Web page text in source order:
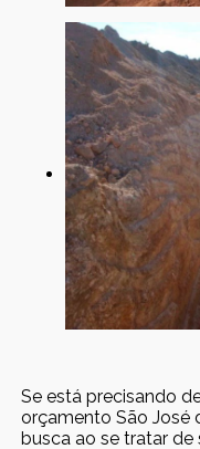
Se está precisando
orçamento São José
busca ao se tratar